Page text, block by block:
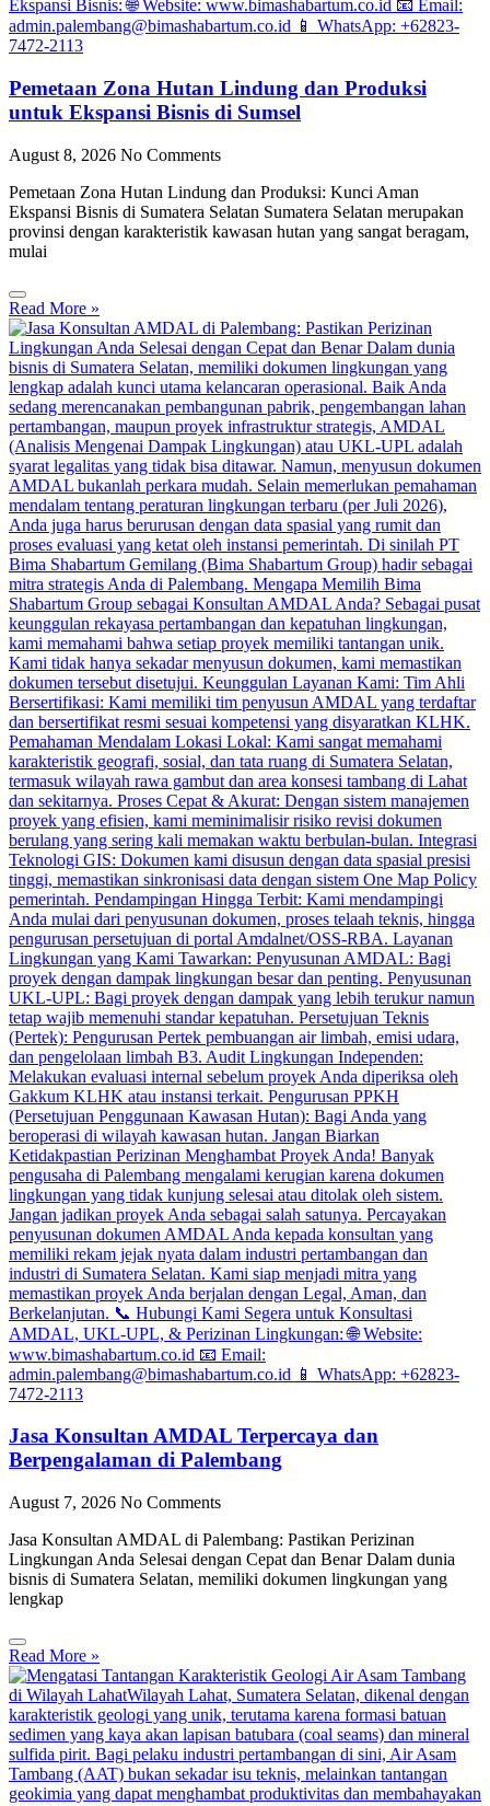
Pemetaan Zona Hutan Lindung dan Produksi
untuk Ekspansi Bisnis di Sumsel
August 8, 2026 No Comments
Pemetaan Zona Hutan Lindung dan Produksi: Kunci Aman
Ekspansi Bisnis di Sumatera Selatan Sumatera Selatan merupakan
provinsi dengan karakteristik kawasan hutan yang sangat beragam,
mulai
Read More »
Jasa Konsultan AMDAL Terpercaya dan
Berpengalaman di Palembang
August 7, 2026 No Comments
Jasa Konsultan AMDAL di Palembang: Pastikan Perizinan
Lingkungan Anda Selesai dengan Cepat dan Benar Dalam dunia
bisnis di Sumatera Selatan, memiliki dokumen lingkungan yang
lengkap
Read More »